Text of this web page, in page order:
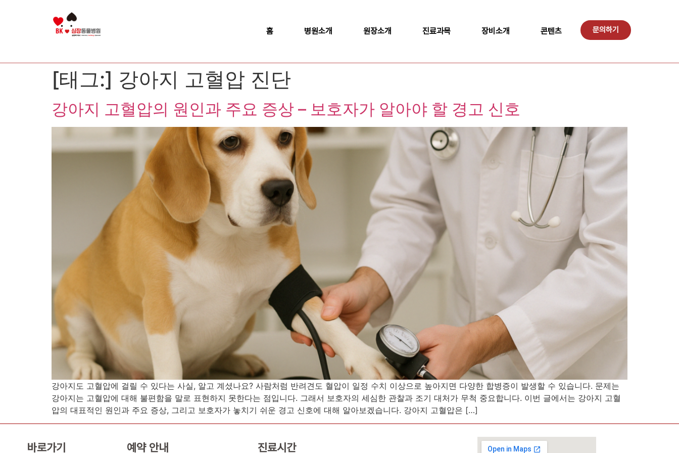
홈 병원소개 원장소개 진료과목 장비소개 콘텐츠 문의하기
[태그:] 강아지 고혈압 진단
강아지 고혈압의 원인과 주요 증상 – 보호자가 알아야 할 경고 신호
강아지도 고혈압에 걸릴 수 있다는 사실, 알고 계셨나요? 사람처럼 반려견도 혈압이 일정 수치 이상으로 높아지면 다양한 합병증이 발생할 수 있습니다. 문제는
강아지는 고혈압에 대해 불편함을 말로 표현하지 못한다는 점입니다. 그래서 보호자의 세심한 관찰과 조기 대처가 무척 중요합니다. 이번 글에서는 강아지 고혈
압의 대표적인 원인과 주요 증상, 그리고 보호자가 놓치기 쉬운 경고 신호에 대해 알아보겠습니다. 강아지 고혈압은 […]
바로가기 예약 안내 진료시간